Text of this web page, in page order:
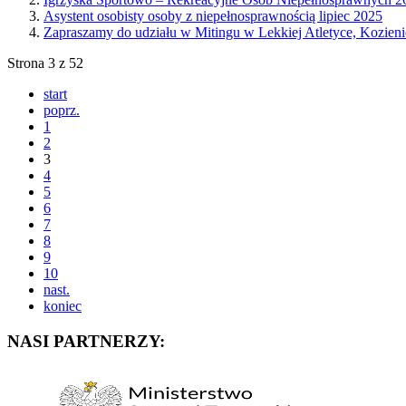
Asystent osobisty osoby z niepełnosprawnością lipiec 2025
Zapraszamy do udziału w Mitingu w Lekkiej Atletyce,
Strona 3 z 52
start
poprz.
1
2
3
4
5
6
7
8
9
10
nast.
koniec
NASI PARTNERZY: